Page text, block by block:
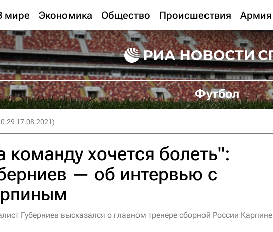
мире Экономика Общество Происшествия Армия
Футбол
17.08.2021)
команду хочется болеть":
— об интервью с
Губерниев высказался о главном тренере сборной России Карпине